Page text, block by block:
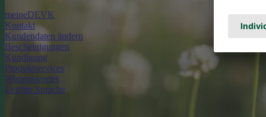
meineDEVK
Kontakt
Kundendaten ändern
Bescheinigungen
Kündigung
Produktservices
Wissenswertes
Leichte Sprache